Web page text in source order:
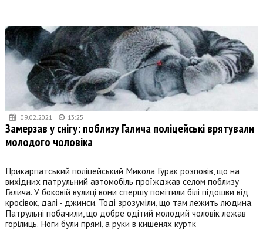
09.02.2021 13:25
Замерзав у снігу: поблизу Галича поліцейські врятували
молодого чоловіка
Прикарпатський поліцейський Микола Гурак розповів, що на
вихідних патрульний автомобіль проїжджав селом поблизу
Галича. У боковій вулиці вони спершу помітили білі підошви від
кросівок, далі - джинси. Тоді зрозуміли, що там лежить людина.
Патрульні побачили, що добре одітий молодий чоловік лежав
горілиць. Ноги були прямі, а руки в кишенях куртк